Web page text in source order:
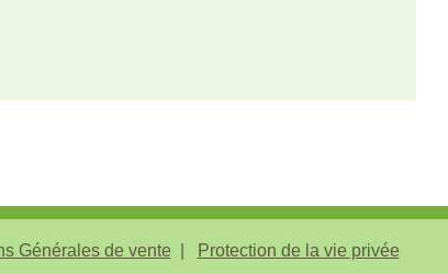
Générales de vente Protection de la vie privée